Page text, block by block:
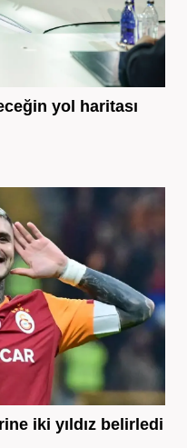
yol haritası
iki yıldız belirledi